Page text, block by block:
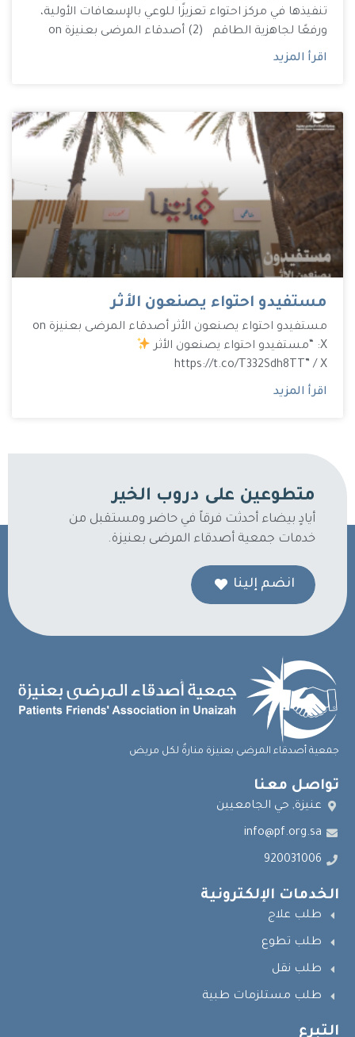
تنفيذها في مركز احتواء تعزيزًا للوعي بالإسعافات الأولية،
ورفعًا لجاهزية الطاقم (2) أصدقاء المرضى بعنيزة on
اقرأ المزيد
مستفيدو احتواء يصنعون الأثر
مستفيدو احتواء يصنعون الأثر أصدقاء المرضى بعنيزة on
X: “مستفيدو احتواء يصنعون الأثر
https://t.co/T332Sdh8TT” / X
اقرأ المزيد
انضم إلينا
متطوعين على دروب الخير
أيادٍ بيضاء أحدثت فرقاً في حاضر ومستقبل من
خدمات جمعية أصدقاء المرضى بعنيزة.
التبرع
الخدمات الإلكترونية
طلب علاج
طلب تطوع
طلب نقل
طلب مستلزمات طبية
تواصل معنا
عنيزة, حي الجامعيين
info@pf.org.sa
920031006
جمعية أصدقاء المرضى بعنيزة منارةٌ لكل مريض